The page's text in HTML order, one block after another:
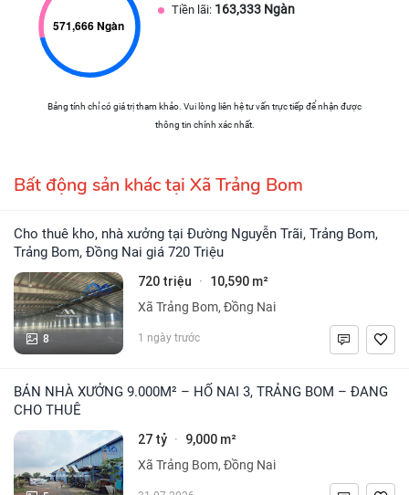
Tiền lãi: 163,333 Ngàn
Bảng tính chỉ có giá trị tham khảo. Vui lòng liên hệ tư vấn trực tiếp để nhận được
thông tin chính xác nhất.
Bất động sản khác tại Xã Trảng Bom
Cho thuê kho, nhà xưởng tại Đường Nguyễn Trãi, Trảng Bom,
Trảng Bom, Đồng Nai giá 720 Triệu
8
720 triệu · 10,590 m²
Xã Trảng Bom, Đồng Nai
1 ngày trước
BÁN NHÀ XƯỞNG 9.000M² – HỐ NAI 3, TRẢNG BOM – ĐANG
CHO THUÊ
27 tỷ · 9,000 m²
Xã Trảng Bom, Đồng Nai